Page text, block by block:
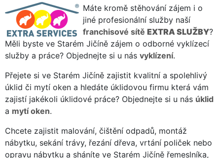
Máte kromě stěhování zájem i o
jiné profesionální služby naší
franchisové sítě EXTRA SLUŽBY?
Měli byste ve Starém Jičíně zájem o odborné vyklízecí
služby a práce? Objednejte si u nás vyklízení.
Přejete si ve Starém Jičíně zajistit kvalitní a spolehlivý
úklid či mytí oken a hledáte úklidovou firmu která vám
zajistí jakékoli úklidové práce? Objednejte si u nás úklid
a mytí oken.
Chcete zajistit malování, čištění odpadů, montáž
nábytku, sekání trávy, řezání dřeva, vrtání poliček nebo
opravu nábytku a sháníte ve Starém Jičíně řemeslníka,